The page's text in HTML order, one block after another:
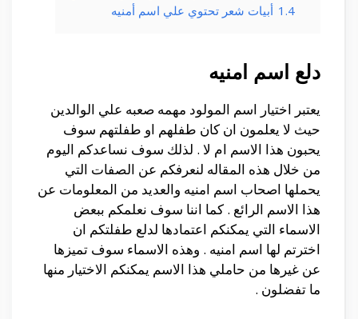
1.4 أبيات شعر تحتوي علي اسم أمنيه
دلع اسم امنيه
يعتبر اختيار اسم المولود مهمه صعبه علي الوالدين
حيث لا يعلمون ان كان طفلهم او طفلتهم سوف
يحبون هذا الاسم ام لا . لذلك سوف نساعدكم اليوم
من خلال هذه المقاله لنعرفكم عن الصفات التي
يحملها اصحاب اسم امنيه والعديد من المعلومات عن
هذا الاسم الرائع . كما اننا سوف نعلمكم ببعض
الاسماء التي يمكنكم اعتمادها لدلع طفلتكم ان
اخترتم لها اسم امنيه . وهذه الاسماء سوف تميزها
عن غيرها من حاملي هذا الاسم يمكنكم الاختيار منها
ما تفضلون .